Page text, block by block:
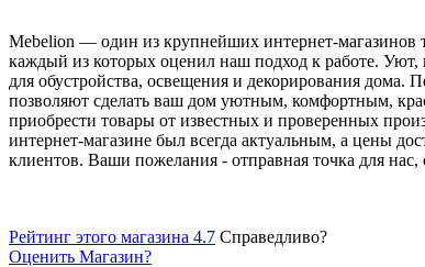
Mebelion — один из крупнейших интернет-магазинов
каждый из которых оценил наш подход к работе. Уют,
для обустройства, освещения и декорирования
позволяют сделать ваш дом уютным, комфортным,
приобрести товары от известных и проверенных
интернет-магазине был всегда актуальным, а цены
клиентов. Ваши пожелания - отправная точка для
Рейтинг этого магазина 4.7 Справедливо?
Оценить Магазин?